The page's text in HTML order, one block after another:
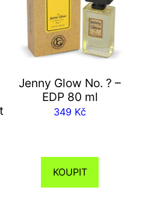
Jenny Glow No. ? –
EDP 80 ml
349 Kč
KOUPIT